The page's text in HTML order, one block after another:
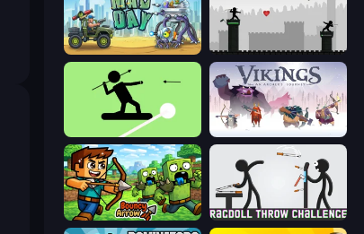
Mad Day Special Javelin Fighting
The Spear Stickman Vikings: An Archer's Journey
Bouncy Arrow Ragdoll Throw Challenge